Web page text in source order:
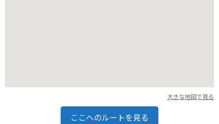
大きな地図で見る
ここへのルートを見る